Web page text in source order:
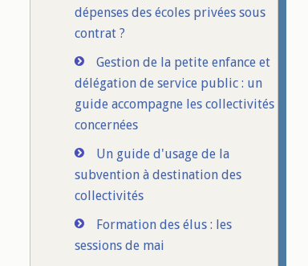
dépenses des écoles privées sous
contrat ?
Gestion de la petite enfance et
délégation de service public : un
guide accompagne les collectivités
concernées
Un guide d'usage de la
subvention à destination des
collectivités
Formation des élus : les
sessions de mai